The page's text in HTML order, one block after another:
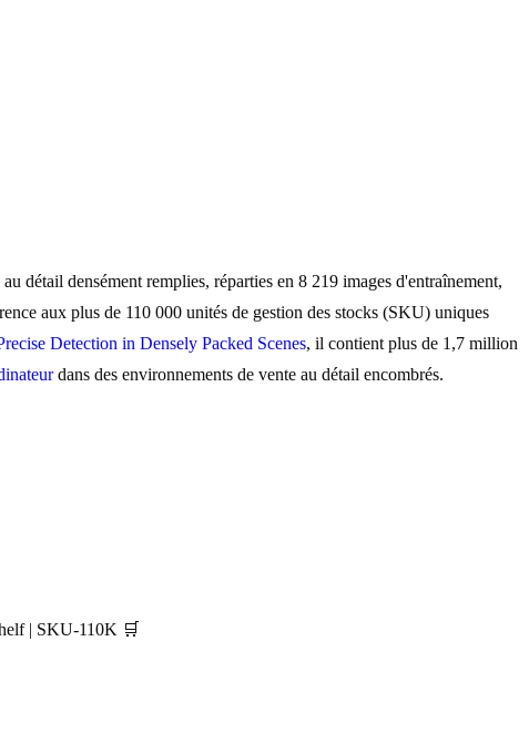
détail densément remplies, réparties en 8 219 images d'entraînement,
aux plus de 110 000 unités de gestion des stocks (SKU) uniques
Detection in Densely Packed Scenes, il contient plus de 1,7 million
dans des environnements de vente au détail encombrés.
| SKU-110K 🛒